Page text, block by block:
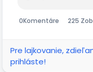
dejte nám v
0Komentáre 225
Pre lajkovanie,
prihláste!